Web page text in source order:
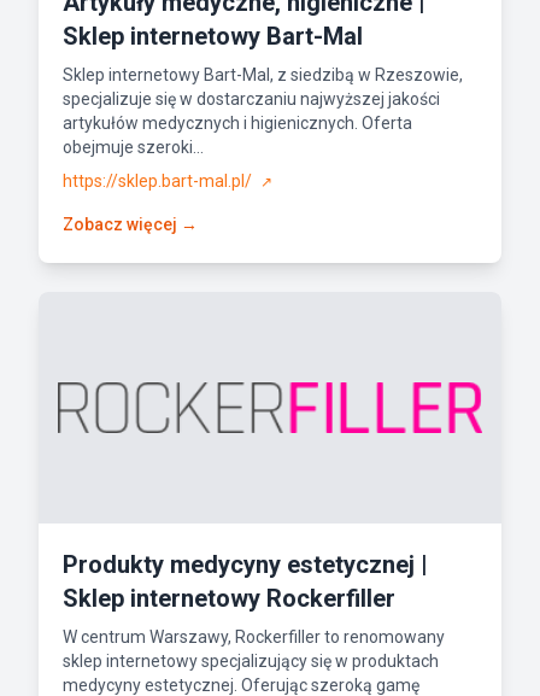
Sklep internetowy Bart-Mal
Sklep internetowy Bart-Mal, z siedzibą w Rzeszowie,
specjalizuje się w dostarczaniu najwyższej jakości
artykułów medycznych i higienicznych. Oferta
obejmuje szeroki...
https://sklep.bart-mal.pl/
↗
Zobacz więcej →
Produkty medycyny estetycznej |
Sklep internetowy Rockerfiller
W centrum Warszawy, Rockerfiller to renomowany
sklep internetowy specjalizujący się w produktach
medycyny estetycznej. Oferując szeroką gamę